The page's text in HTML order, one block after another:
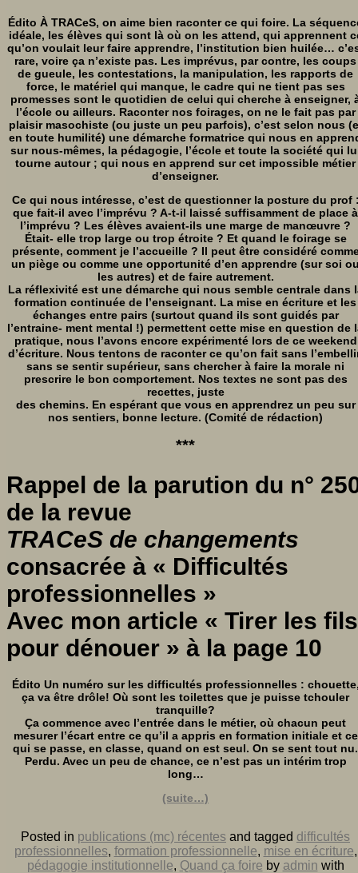
Édito À TRACeS, on aime bien raconter ce qui foire. La
idéale, les élèves qui sont là où on les attend, qui apprennent
qu’on voulait leur faire apprendre, l’institution bien huilée…
rare, voire ça n’existe pas. Les imprévus, par contre, les coups
de gueule, les contestations, la manipulation, les rapports de
force, le matériel qui manque, le cadre qui ne tient pas ses
promesses sont le quotidien de celui qui cherche à enseigner,
l’école ou ailleurs. Raconter nos foirages, on ne le fait pas par
plaisir masochiste (ou juste un peu parfois), c’est selon nous
en toute humilité) une démarche formatrice qui nous en
sur nous-mêmes, la pédagogie, l’école et toute la société qui
tourne autour ; qui nous en apprend sur cet impossible métier
d’enseigner.
Ce qui nous intéresse, c’est de questionner la posture du prof
que fait-il avec l’imprévu ? A-t-il laissé suffisamment de place à
l’imprévu ? Les élèves avaient-ils une marge de manœuvre ?
Était- elle trop large ou trop étroite ? Et quand le foirage se
présente, comment je l’accueille ? Il peut être considéré
un piège ou comme une opportunité d’en apprendre (sur soi
les autres) et de faire autrement.
La réflexivité est une démarche qui nous semble centrale dans
formation continuée de l’enseignant. La mise en écriture et les
échanges entre pairs (surtout quand ils sont guidés par
l’entraine- ment mental !) permettent cette mise en question de
pratique, nous l’avons encore expérimenté lors de ce weekend
d’écriture. Nous tentons de raconter ce qu’on fait sans
sans se sentir supérieur, sans chercher à faire la morale ni
prescrire le bon comportement. Nos textes ne sont pas des
recettes, juste
des chemins. En espérant que vous en apprendrez un peu sur
nos sentiers, bonne lecture. (Comité de rédaction)
***
Rappel de la parution du n°
de la revue
TRACeS de changements
consacrée à « Difficultés
professionnelles »
Avec mon article « Tirer les fils
pour dénouer » à la page 10
Édito Un numéro sur les difficultés professionnelles :
ça va être drôle! Où sont les toilettes que je puisse tchouler
tranquille?
Ça commence avec l’entrée dans le métier, où chacun peut
mesurer l’écart entre ce qu’il a appris en formation initiale et ce
qui se passe, en classe, quand on est seul. On se sent tout nu.
Perdu. Avec un peu de chance, ce n’est pas un intérim trop
long…
(suite…)
Posted in publications (mc) récentes and tagged difficultés
professionnelles, formation professionnelle, mise en écriture,
pédagogie institutionnelle, Quand ça foire by admin with